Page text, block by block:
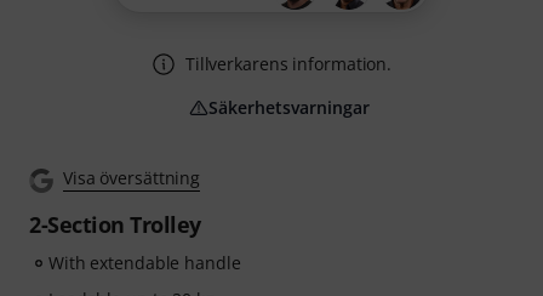
Visa översättning
2-Section Trolley
With extendable handle
Tillverkarens information.
Säkerhetsvarningar